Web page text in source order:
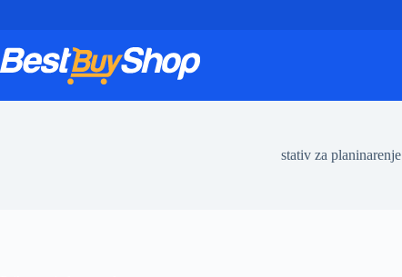
stativ za planinarenje